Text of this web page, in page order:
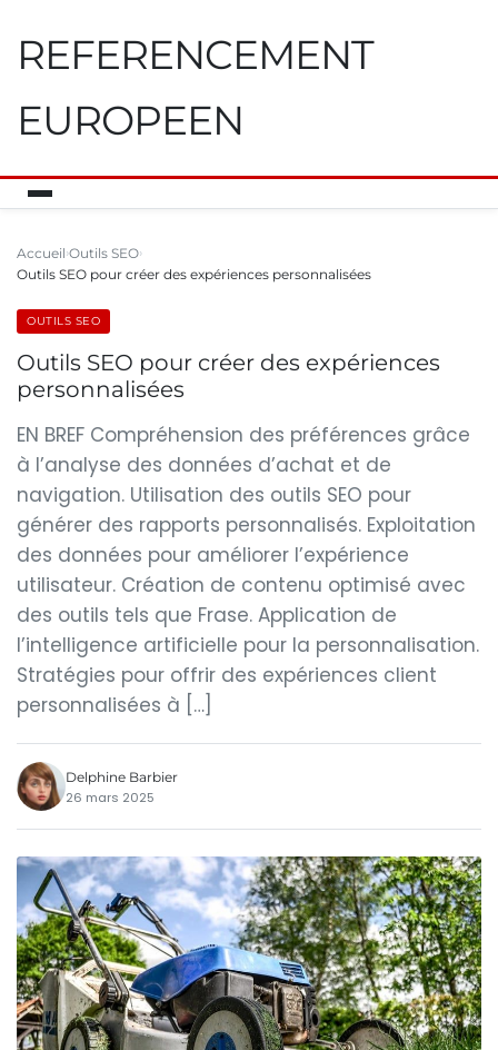
REFERENCEMENT
EUROPEEN
Accueil Outils SEO
Outils SEO pour créer des expériences personnalisées
OUTILS SEO
Outils SEO pour créer des expériences
personnalisées
EN BREF Compréhension des préférences grâce
à l’analyse des données d’achat et de
navigation. Utilisation des outils SEO pour
générer des rapports personnalisés. Exploitation
des données pour améliorer l’expérience
utilisateur. Création de contenu optimisé avec
des outils tels que Frase. Application de
l’intelligence artificielle pour la personnalisation.
Stratégies pour offrir des expériences client
personnalisées à […]
Delphine Barbier
26 mars 2025